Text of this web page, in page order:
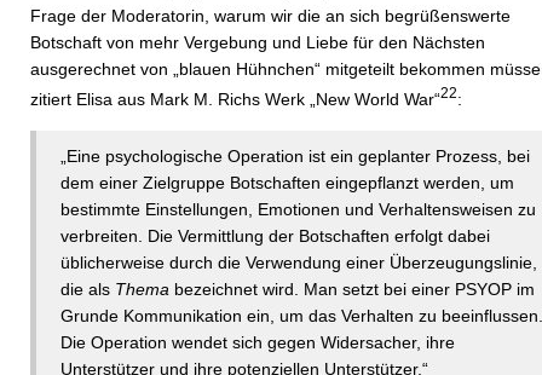
Frage der Moderatorin, warum wir die an sich begrüßenswerte
Botschaft von mehr Vergebung und Liebe für den Nächsten
ausgerechnet von „blauen Hühnchen“ mitgeteilt bekommen
zitiert Elisa aus Mark M. Richs Werk „New World War“22:
„Eine psychologische Operation ist ein geplanter Prozess, bei
dem einer Zielgruppe Botschaften eingepflanzt werden, um
bestimmte Einstellungen, Emotionen und Verhaltensweisen zu
verbreiten. Die Vermittlung der Botschaften erfolgt dabei
üblicherweise durch die Verwendung einer Überzeugungslinie,
die als Thema bezeichnet wird. Man setzt bei einer PSYOP im
Grunde Kommunikation ein, um das Verhalten zu beeinflussen.
Die Operation wendet sich gegen Widersacher, ihre
Unterstützer und ihre potenziellen Unterstützer.“